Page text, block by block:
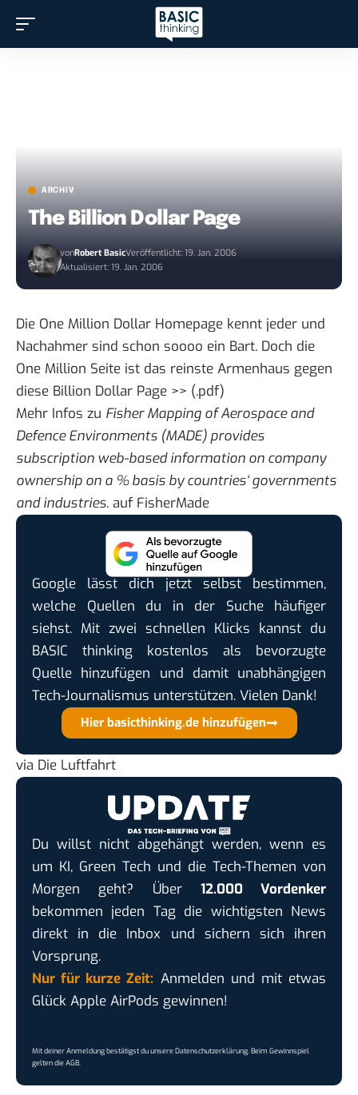
ARCHIV
The Billion Dollar Page
vonRobert BasicVeröffentlicht: 19. Jan. 2006
Aktualisiert: 19. Jan. 2006
Die One Million Dollar Homepage kennt jeder und
Nachahmer sind schon soooo ein Bart. Doch die
One Million Seite ist das reinste Armenhaus gegen
diese Billion Dollar Page >> (.pdf)
Mehr Infos zu Fisher Mapping of Aerospace and
Defence Environments (MADE) provides
subscription web-based information on company
ownership on a % basis by countries‘ governments
and industries. auf FisherMade
Google lässt dich jetzt selbst bestimmen,
welche Quellen du in der Suche häufiger
siehst. Mit zwei schnellen Klicks kannst du
BASIC thinking kostenlos als bevorzugte
Quelle hinzufügen und damit unabhängigen
Tech-Journalismus unterstützen. Vielen Dank!
Hier basicthinking.de hinzufügen
via Die Luftfahrt
Du willst nicht abgehängt werden, wenn es
um KI, Green Tech und die Tech-Themen von
Morgen geht? Über 12.000 Vordenker
bekommen jeden Tag die wichtigsten News
direkt in die Inbox und sichern sich ihren
Vorsprung.
Nur für kurze Zeit: Anmelden und mit etwas
Glück Apple AirPods gewinnen!
Mit deiner Anmeldung bestätigst du unsereDatenschutzerklärung. Beim Gewinnspiel
gelten dieAGB.